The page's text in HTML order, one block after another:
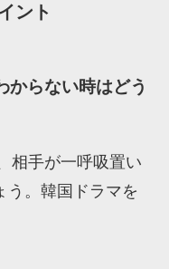
ント
からない時はどう
相手が一呼吸置い
う。韓国ドラマを